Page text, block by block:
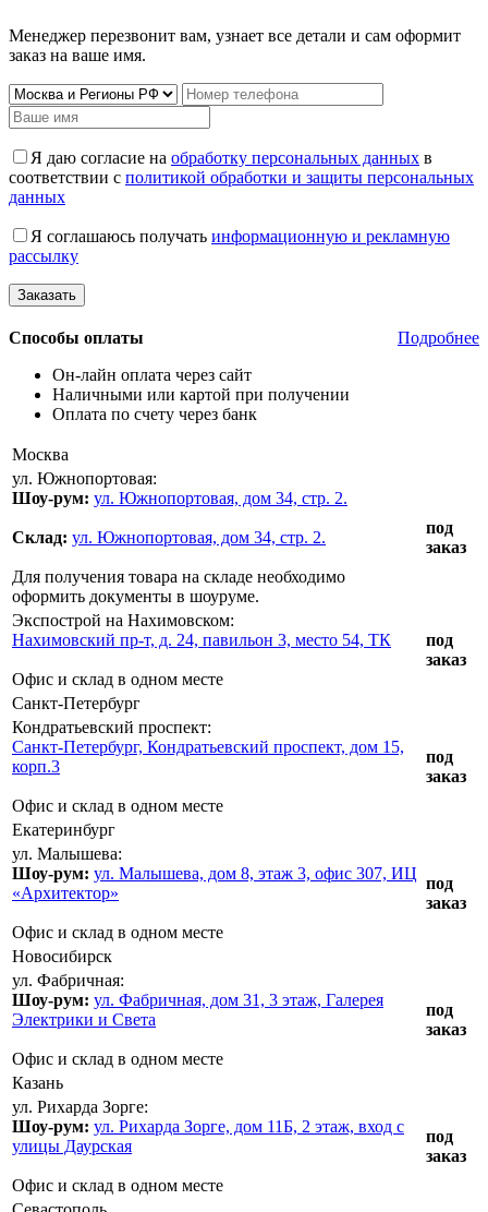
Менеджер перезвонит вам, узнает все детали и сам оформит
заказ на ваше имя.
Я даю согласие на обработку персональных данных в
соответствии с политикой обработки и защиты персональных
данных
Я соглашаюсь получать информационную и рекламную
рассылку
Способы оплаты
Подробнее
Он-лайн оплата через сайт
Наличными или картой при получении
Оплата по счету через банк
Москва
ул. Южнопортовая:
Шоу-рум: ул. Южнопортовая, дом 34, стр. 2.
Склад: ул. Южнопортовая, дом 34, стр. 2.
Для получения товара на складе необходимо
оформить документы в шоуруме.
под
заказ
Экспострой на Нахимовском:
Нахимовский пр-т, д. 24, павильон 3, место 54, ТК
Офис и склад в одном месте
под
заказ
Санкт-Петербург
Кондратьевский проспект:
Санкт-Петербург, Кондратьевский проспект, дом 15,
корп.3
Офис и склад в одном месте
под
заказ
Екатеринбург
ул. Малышева:
Шоу-рум: ул. Малышева, дом 8, этаж 3, офис 307, ИЦ
«Архитектор»
Офис и склад в одном месте
под
заказ
Новосибирск
ул. Фабричная:
Шоу-рум: ул. Фабричная, дом 31, 3 этаж, Галерея
Электрики и Света
Офис и склад в одном месте
под
заказ
Казань
ул. Рихарда Зорге:
Шоу-рум: ул. Рихарда Зорге, дом 11Б, 2 этаж, вход с
улицы Даурская
Офис и склад в одном месте
под
заказ